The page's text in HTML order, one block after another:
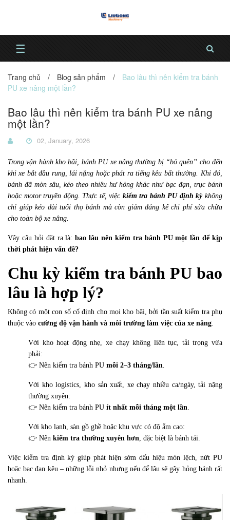
☰
Trang chủ / Blog sản phẩm /
Bao lâu thì nên kiểm tra bánh
PU xe nâng một lần?
Bao lâu thì nên kiểm tra bánh PU xe nâng
một lần?
02, January, 2026
Trong vận hành kho bãi, bánh PU xe nâng thường bị “bỏ quên” cho đến
khi xe bắt đầu rung, lái nặng hoặc phát ra tiếng kêu bất thường. Khi đó,
bánh đã mòn sâu, kéo theo nhiều hư hỏng khác như bạc đạn, trục bánh
hoặc motor truyền động. Thực tế, việc kiểm tra bánh PU định kỳkhông
chỉ giúp kéo dài tuổi thọ bánh mà còn giảm đáng kể chi phí sửa chữa
cho toàn bộ xe nâng.
Vậy câu hỏi đặt ra là:bao lâu nên kiểm tra bánh PU một lần để kịp
thời phát hiện vấn đề?
Chu kỳ kiểm tra bánh PU bao
lâu là hợp lý?
Không có một con số cố định cho mọi kho bãi, bởi tần suất kiểm tra phụ
thuộc vào cường độ vận hành và môi trường làm việc của xe nâng.
Với kho hoạt động nhẹ, xe chạy không liên tục, tải trọng vừa
phải:
👉 Nên kiểm tra bánh PU mỗi 2–3 tháng/lần.
Với kho logistics, kho sản xuất, xe chạy nhiều ca/ngày, tải nặng
thường xuyên:
👉 Nên kiểm tra bánh PU ít nhất mỗi tháng một lần.
Với kho lạnh, sàn gồ ghề hoặc khu vực có độ ẩm cao:
👉 Nên kiểm tra thường xuyên hơn, đặc biệt là bánh tải.
Việc kiểm tra định kỳ giúp phát hiện sớm dấu hiệu mòn lệch, nứt PU
hoặc bạc đạn kêu – những lỗi nhỏ nhưng nếu để lâu sẽ gây hỏng bánh rất
nhanh.